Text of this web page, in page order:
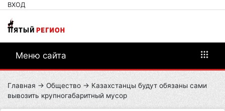
ВХОД
Меню сайта
Главная → Общество → Казахстанцы будут обязаны сами
вывозить крупногабаритный мусор